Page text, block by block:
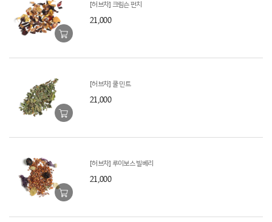
[허브차] 크림슨 펀치
21,000
[허브차] 쿨 민트
21,000
[허브차] 루이보스 빌베리
21,000